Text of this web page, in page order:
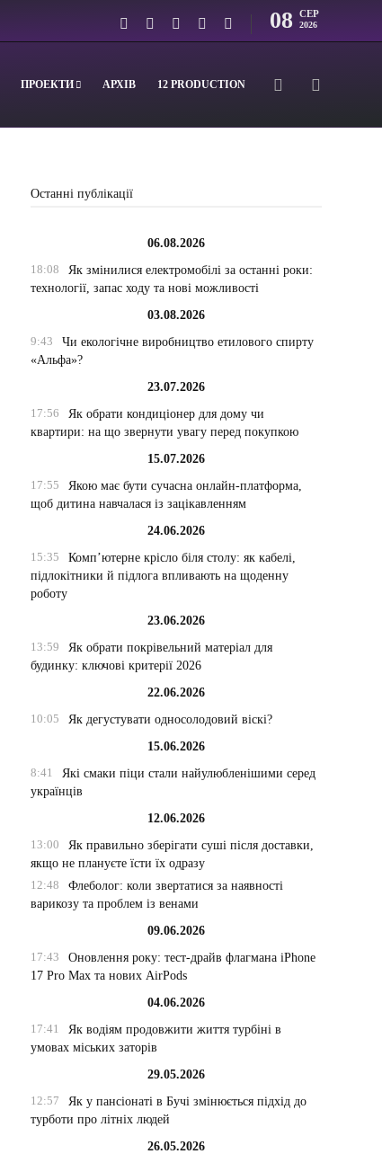
08 СЕР
2026
ПРОЕКТИ АРХІВ 12 PRODUCTION
Останні публікації
06.08.2026
18:08
Як змінилися електромобілі за останні роки:
технології, запас ходу та нові можливості
03.08.2026
9:43
Чи екологічне виробництво етилового спирту
«Альфа»?
23.07.2026
17:56
Як обрати кондиціонер для дому чи
квартири: на що звернути увагу перед покупкою
15.07.2026
17:55
Якою має бути сучасна онлайн-платформа,
щоб дитина навчалася із зацікавленням
24.06.2026
15:35
Комп’ютерне крісло біля столу: як кабелі,
підлокітники й підлога впливають на щоденну
роботу
23.06.2026
13:59
Як обрати покрівельний матеріал для
будинку: ключові критерії 2026
22.06.2026
10:05
Як дегустувати односолодовий віскі?
15.06.2026
8:41
Які смаки піци стали найулюбленішими серед
українців
12.06.2026
13:00
Як правильно зберігати суші після доставки,
якщо не плануєте їсти їх одразу
12:48
Флеболог: коли звертатися за наявності
варикозу та проблем із венами
09.06.2026
17:43
Оновлення року: тест-драйв флагмана iPhone
17 Pro Max та нових AirPods
04.06.2026
17:41
Як водіям продовжити життя турбіні в
умовах міських заторів
29.05.2026
12:57
Як у пансіонаті в Бучі змінюється підхід до
турботи про літніх людей
26.05.2026